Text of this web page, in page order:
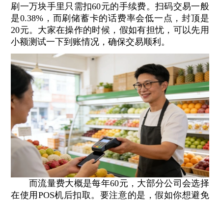
刷一万块手里只需扣60元的手续费。扫码交易一般
是0.38%，而刷储蓄卡的话费率会低一点，封顶是
20元。大家在操作的时候，假如有担忧，可以先用
小额测试一下到账情况，确保交易顺利。
而流量费大概是每年60元，大部分公司会选择
在使用POS机后扣取。要注意的是，假如你想避免